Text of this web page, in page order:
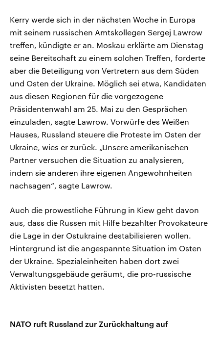
Kerry werde sich in der nächsten Woche in Europa
mit seinem russischen Amtskollegen Sergej Lawrow
treffen, kündigte er an. Moskau erklärte am Dienstag
seine Bereitschaft zu einem solchen Treffen, forderte
aber die Beteiligung von Vertretern aus dem Süden
und Osten der Ukraine. Möglich sei etwa, Kandidaten
aus diesen Regionen für die vorgezogene
Präsidentenwahl am 25. Mai zu den Gesprächen
einzuladen, sagte Lawrow. Vorwürfe des Weißen
Hauses, Russland steuere die Proteste im Osten der
Ukraine, wies er zurück. „Unsere amerikanischen
Partner versuchen die Situation zu analysieren,
indem sie anderen ihre eigenen Angewohnheiten
nachsagen“, sagte Lawrow.
Auch die prowestliche Führung in Kiew geht davon
aus, dass die Russen mit Hilfe bezahlter Provokateure
die Lage in der Ostukraine destabilisieren wollen.
Hintergrund ist die angespannte Situation im Osten
der Ukraine. Spezialeinheiten haben dort zwei
Verwaltungsgebäude geräumt, die pro-russische
Aktivisten besetzt hatten.
NATO ruft Russland zur Zurückhaltung auf